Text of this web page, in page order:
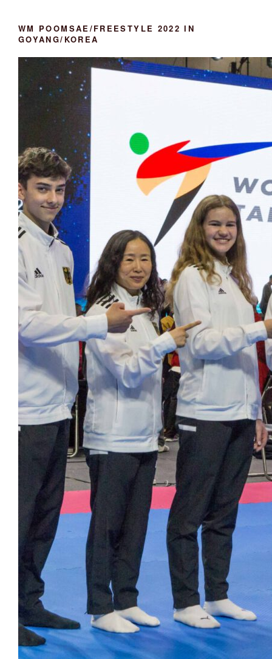
WM POOMSAE/FREESTYLE 2022 IN
GOYANG/KOREA